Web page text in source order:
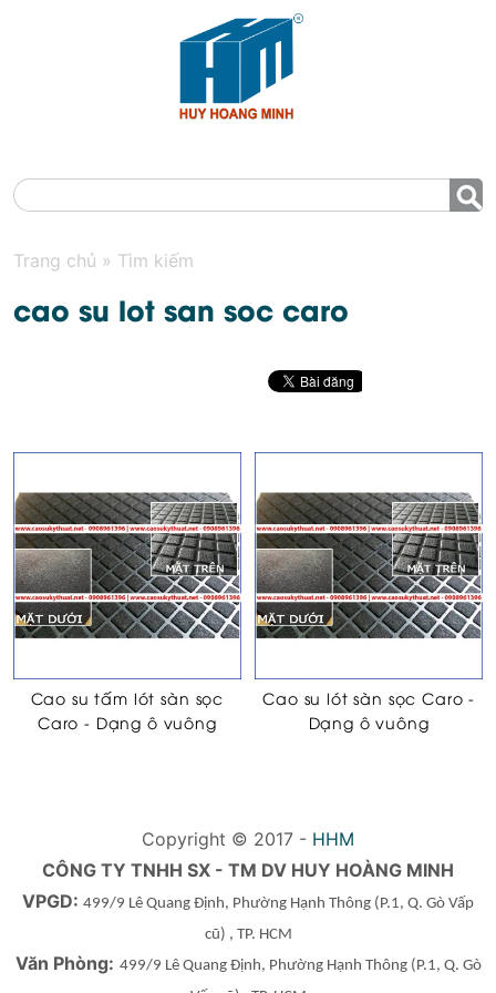
Trang chủ » Tìm kiếm
cao su lot san soc caro
Cao su tấm lót sàn sọc
Caro - Dạng ô vuông
Cao su lót sàn sọc Caro -
Dạng ô vuông
Copyright © 2017 - HHM
CÔNG TY TNHH SX - TM DV HUY HOÀNG MINH
VPGD: 499/9 Lê Quang Định, Phường Hạnh Thông (P.1, Q. Gò Vấp
cũ) , TP. HCM
Văn Phòng: 499/9 Lê Quang Định, Phường Hạnh Thông(P.1, Q. Gò